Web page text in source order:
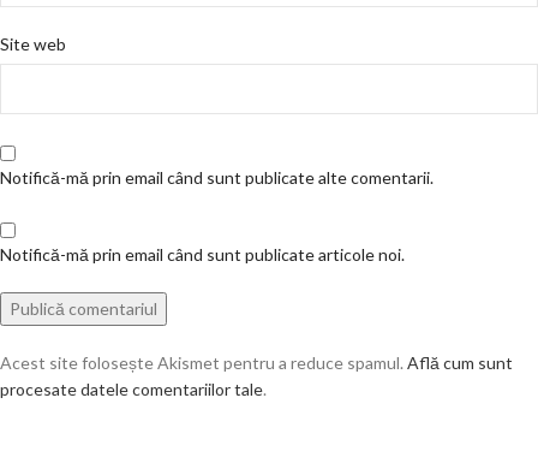
Site web
Notifică-mă prin email când sunt publicate alte comentarii.
Notifică-mă prin email când sunt publicate articole noi.
Acest site folosește Akismet pentru a reduce spamul.Află cum sunt
procesate datele comentariilor tale.